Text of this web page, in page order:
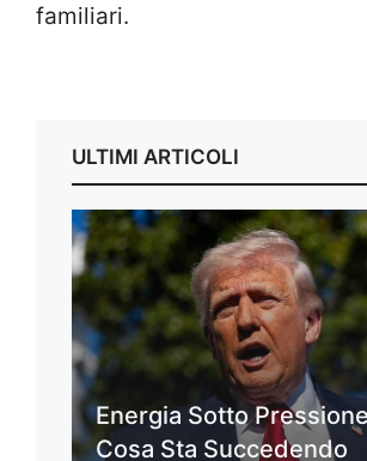
familiari.
ULTIMI ARTICOLI
Energia Sotto
Cosa Sta Succedendo